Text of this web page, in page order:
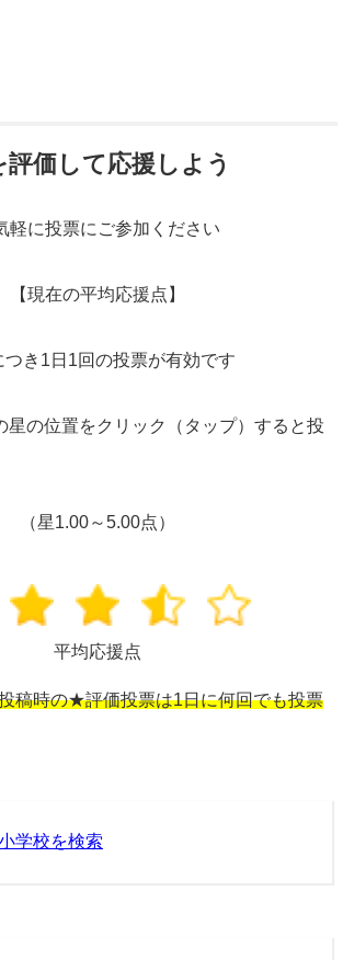
評価して応援しよう
軽に投票にご参加ください
【現在の平均応援点】
つき1日1回の投票が有効です
星の位置をクリック（タップ）すると投
（星1.00～5.00点）
平均応援点
稿時の★評価投票は1日に何回でも投票
学校を検索